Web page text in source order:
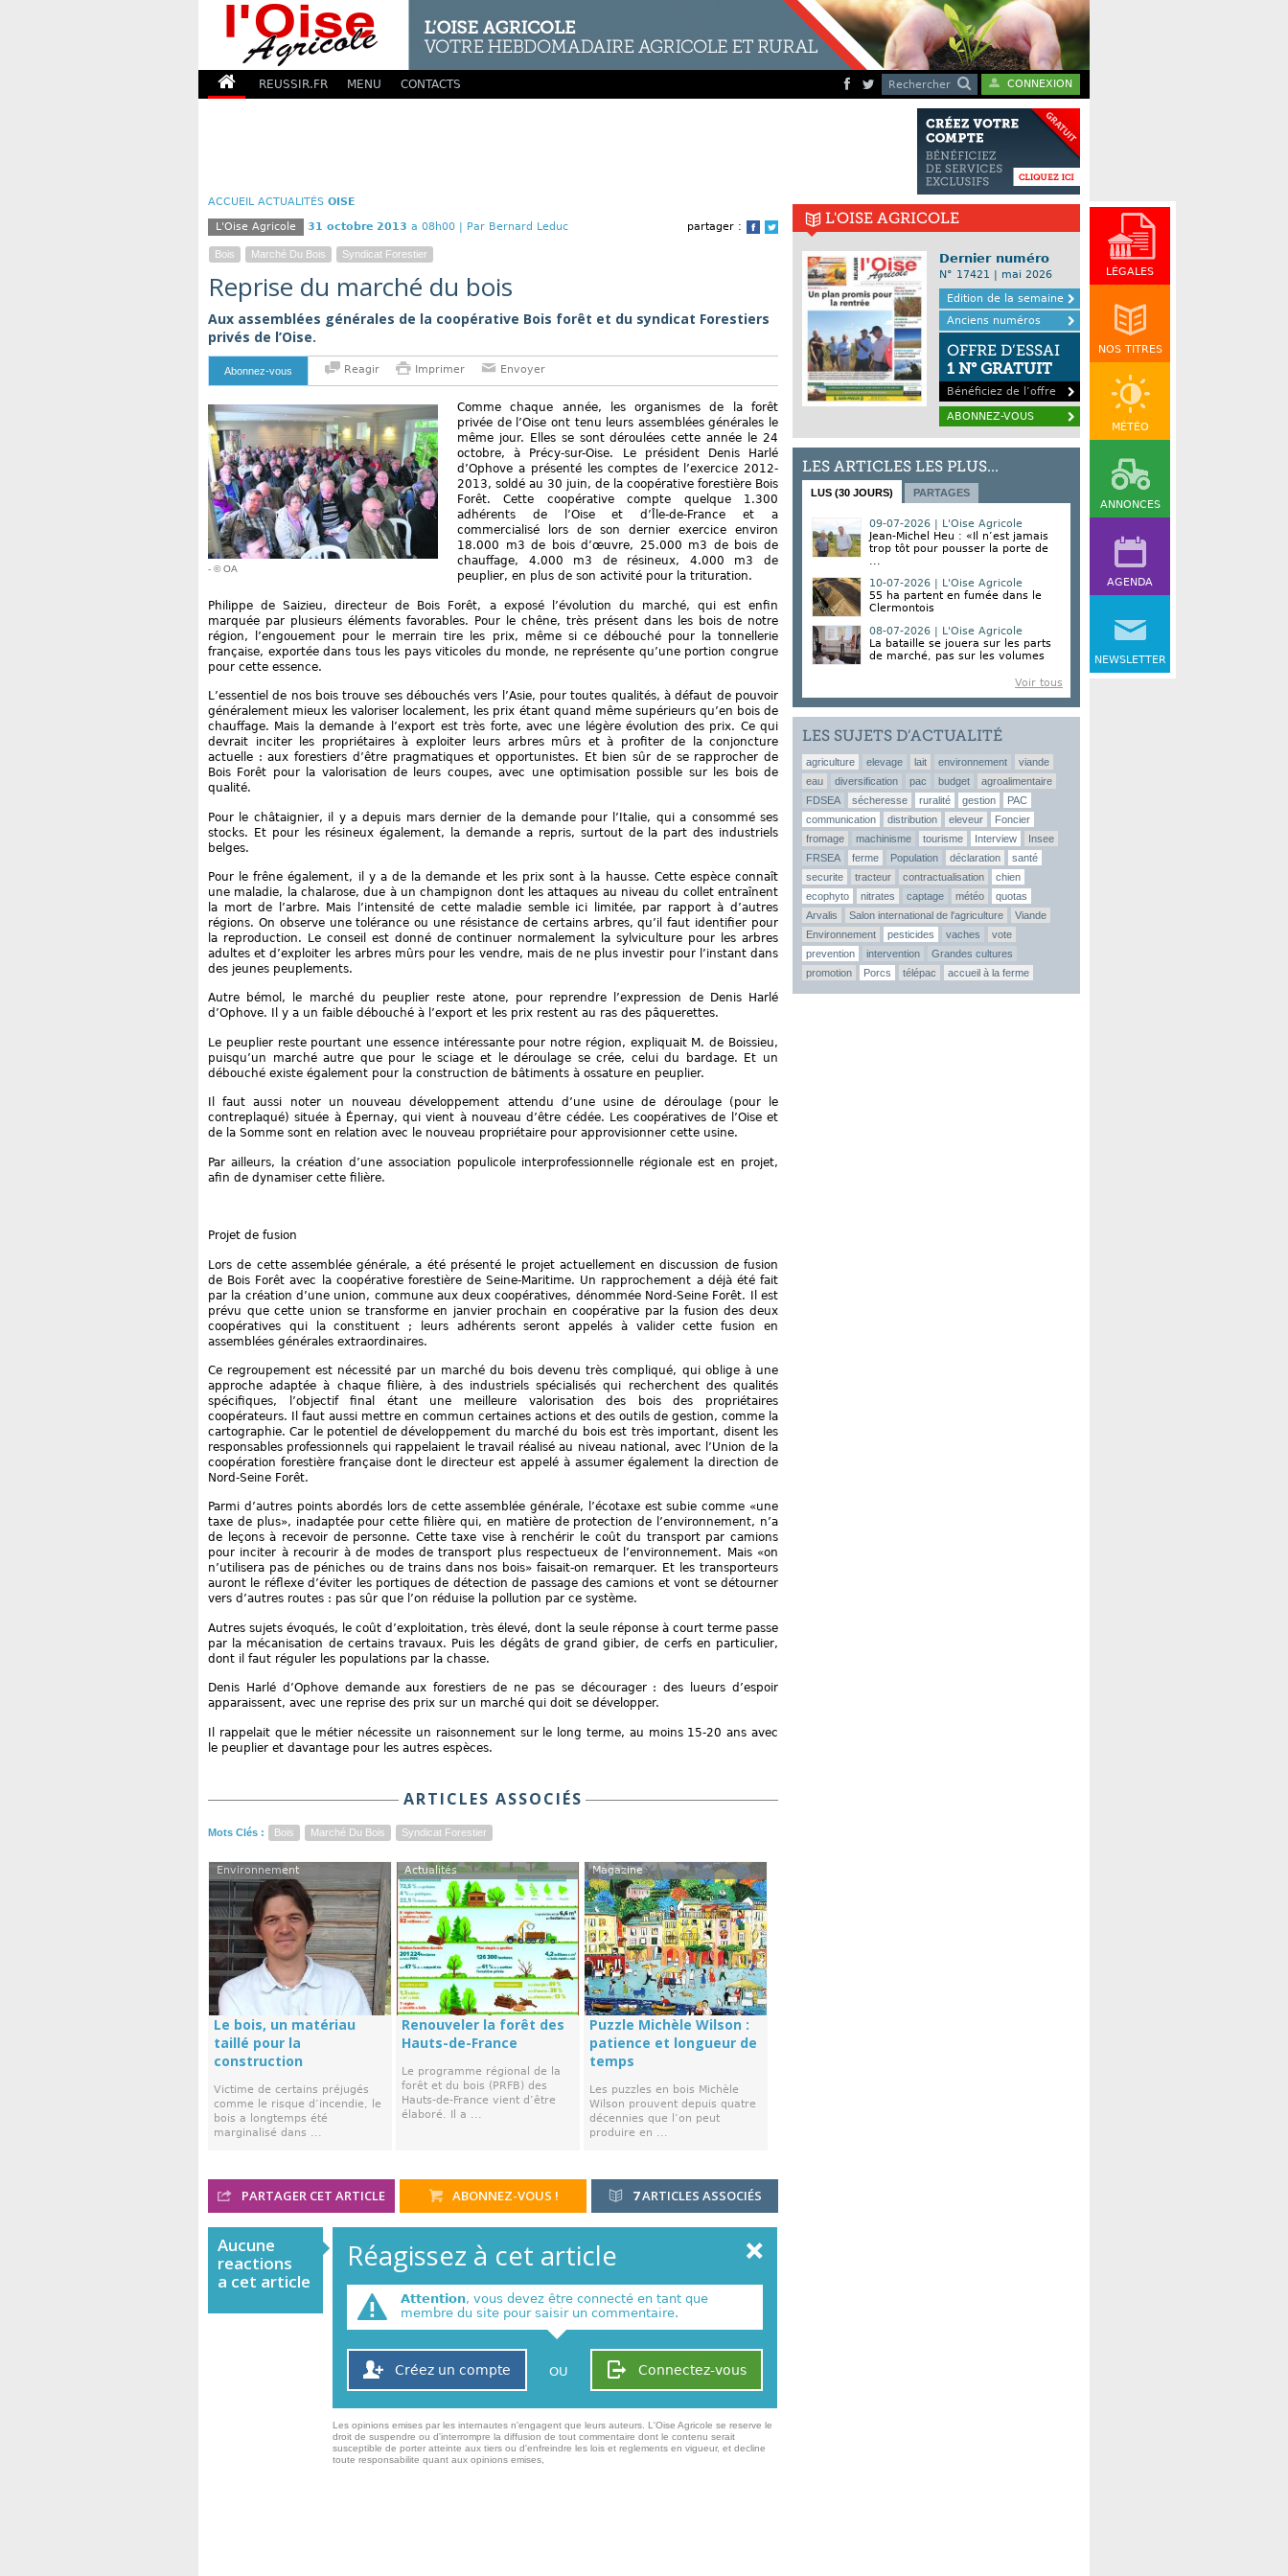
REUSSIR.FR MENU CONTACTS Rechercher CONNEXION
LÉGALES
NOS TITRES
MÉTÉO
ANNONCES
AGENDA
NEWSLETTER
ACCUEIL ACTUALITÉS OISE
partager :
Facebook
Twitter
L'Oise Agricole 31 octobre 2013 a 08h00 | Par Bernard Leduc
Bois Marché Du Bois Syndicat Forestier
Reprise du marché du bois
Aux assemblées générales de la coopérative Bois forêt et du syndicat Forestiers
privés de l’Oise.
Abonnez-vous Reagir Imprimer Envoyer
- © OA
Comme chaque année, les organismes de la forêt
privée de l’Oise ont tenu leurs assemblées générales le
même jour. Elles se sont déroulées cette année le 24
octobre, à Précy-sur-Oise. Le président Denis Harlé
d’Ophove a présenté les comptes de l’exercice 2012-
2013, soldé au 30 juin, de la coopérative forestière Bois
Forêt. Cette coopérative compte quelque 1.300
adhérents de l’Oise et d’Île-de-France et a
commercialisé lors de son dernier exercice environ
18.000 m3 de bois d’œuvre, 25.000 m3 de bois de
chauffage, 4.000 m3 de résineux, 4.000 m3 de
peuplier, en plus de son activité pour la trituration.
Philippe de Saizieu, directeur de Bois Forêt, a exposé l’évolution du marché, qui est enfin
marquée par plusieurs éléments favorables. Pour le chêne, très présent dans les bois de notre
région, l’engouement pour le merrain tire les prix, même si ce débouché pour la tonnellerie
française, exportée dans tous les pays viticoles du monde, ne représente qu’une portion congrue
pour cette essence.
L’essentiel de nos bois trouve ses débouchés vers l’Asie, pour toutes qualités, à défaut de pouvoir
généralement mieux les valoriser localement, les prix étant quand même supérieurs qu’en bois de
chauffage. Mais la demande à l’export est très forte, avec une légère évolution des prix. Ce qui
devrait inciter les propriétaires à exploiter leurs arbres mûrs et à profiter de la conjoncture
actuelle : aux forestiers d’être pragmatiques et opportunistes. Et bien sûr de se rapprocher de
Bois Forêt pour la valorisation de leurs coupes, avec une optimisation possible sur les bois de
qualité.
Pour le châtaignier, il y a depuis mars dernier de la demande pour l’Italie, qui a consommé ses
stocks. Et pour les résineux également, la demande a repris, surtout de la part des industriels
belges.
Pour le frêne également, il y a de la demande et les prix sont à la hausse. Cette espèce connaît
une maladie, la chalarose, due à un champignon dont les attaques au niveau du collet entraînent
la mort de l’arbre. Mais l’intensité de cette maladie semble ici limitée, par rapport à d’autres
régions. On observe une tolérance ou une résistance de certains arbres, qu’il faut identifier pour
la reproduction. Le conseil est donné de continuer normalement la sylviculture pour les arbres
adultes et d’exploiter les arbres mûrs pour les vendre, mais de ne plus investir pour l’instant dans
des jeunes peuplements.
Autre bémol, le marché du peuplier reste atone, pour reprendre l’expression de Denis Harlé
d’Ophove. Il y a un faible débouché à l’export et les prix restent au ras des pâquerettes.
Le peuplier reste pourtant une essence intéressante pour notre région, expliquait M. de Boissieu,
puisqu’un marché autre que pour le sciage et le déroulage se crée, celui du bardage. Et un
débouché existe également pour la construction de bâtiments à ossature en peuplier.
Il faut aussi noter un nouveau développement attendu d’une usine de déroulage (pour le
contreplaqué) située à Épernay, qui vient à nouveau d’être cédée. Les coopératives de l’Oise et
de la Somme sont en relation avec le nouveau propriétaire pour approvisionner cette usine.
Par ailleurs, la création d’une association populicole interprofessionnelle régionale est en projet,
afin de dynamiser cette filière.
Projet de fusion
Lors de cette assemblée générale, a été présenté le projet actuellement en discussion de fusion
de Bois Forêt avec la coopérative forestière de Seine-Maritime. Un rapprochement a déjà été fait
par la création d’une union, commune aux deux coopératives, dénommée Nord-Seine Forêt. Il est
prévu que cette union se transforme en janvier prochain en coopérative par la fusion des deux
coopératives qui la constituent ; leurs adhérents seront appelés à valider cette fusion en
assemblées générales extraordinaires.
Ce regroupement est nécessité par un marché du bois devenu très compliqué, qui oblige à une
approche adaptée à chaque filière, à des industriels spécialisés qui recherchent des qualités
spécifiques, l’objectif final étant une meilleure valorisation des bois des propriétaires
coopérateurs. Il faut aussi mettre en commun certaines actions et des outils de gestion, comme la
cartographie. Car le potentiel de développement du marché du bois est très important, disent les
responsables professionnels qui rappelaient le travail réalisé au niveau national, avec l’Union de la
coopération forestière française dont le directeur est appelé à assumer également la direction de
Nord-Seine Forêt.
Parmi d’autres points abordés lors de cette assemblée générale, l’écotaxe est subie comme «une
taxe de plus», inadaptée pour cette filière qui, en matière de protection de l’environnement, n’a
de leçons à recevoir de personne. Cette taxe vise à renchérir le coût du transport par camions
pour inciter à recourir à de modes de transport plus respectueux de l’environnement. Mais «on
n’utilisera pas de péniches ou de trains dans nos bois» faisait-on remarquer. Et les transporteurs
auront le réflexe d’éviter les portiques de détection de passage des camions et vont se détourner
vers d’autres routes : pas sûr que l’on réduise la pollution par ce système.
Autres sujets évoqués, le coût d’exploitation, très élevé, dont la seule réponse à court terme passe
par la mécanisation de certains travaux. Puis les dégâts de grand gibier, de cerfs en particulier,
dont il faut réguler les populations par la chasse.
Denis Harlé d’Ophove demande aux forestiers de ne pas se décourager : des lueurs d’espoir
apparaissent, avec une reprise des prix sur un marché qui doit se développer.
Il rappelait que le métier nécessite un raisonnement sur le long terme, au moins 15-20 ans avec
le peuplier et davantage pour les autres espèces.
ARTICLES ASSOCIÉS
Mots Clés : Bois Marché Du Bois Syndicat Forestier
Environnement
Le bois, un matériau
taillé pour la
construction
Victime de certains préjugés
comme le risque d’incendie, le
bois a longtemps été
marginalisé dans ...
Actualités
Renouveler la forêt des
Hauts-de-France
Le programme régional de la
forêt et du bois (PRFB) des
Hauts-de-France vient d’être
élaboré. Il a ...
Magazine
Puzzle Michèle Wilson :
patience et longueur de
temps
Les puzzles en bois Michèle
Wilson prouvent depuis quatre
décennies que l’on peut
produire en ...
7ARTICLES ASSOCIÉS
PARTAGER CET ARTICLE ABONNEZ-VOUS !
Aucune
reactions
a cet article
Réagissez à cet article
Attention, vous devez être connecté en tant que
membre du site pour saisir un commentaire.
Connectez-vous
Créez un compte OU
Les opinions emises par les internautes n'engagent que leurs auteurs. L'Oise Agricole se reserve le
droit de suspendre ou d'interrompre la diffusion de tout commentaire dont le contenu serait
susceptible de porter atteinte aux tiers ou d'enfreindre les lois et reglements en vigueur, et decline
toute responsabilite quant aux opinions emises,
L'OISE AGRICOLE
Dernier numéro
N° 17421 | mai 2026
Edition de la semaine
Anciens numéros
OFFRE D’ESSAI
1 N° GRATUIT
Bénéficiez de l’offre
ABONNEZ-VOUS
LES ARTICLES LES PLUS...
LUS (30 JOURS) PARTAGES
09-07-2026 | L'Oise Agricole
Jean-Michel Heu : «Il n’est jamais
trop tôt pour pousser la porte de
...
10-07-2026 | L'Oise Agricole
55 ha partent en fumée dans le
Clermontois
08-07-2026 | L'Oise Agricole
La bataille se jouera sur les parts
de marché, pas sur les volumes
Voir tous
LES SUJETS D’ACTUALITÉ
agriculture elevage lait environnement
viande
eau
diversification pac budget
agroalimentaire
FDSEA
sécheresse ruralité gestion
PAC
communication
distribution eleveur
Foncier
fromage
machinisme tourisme Interview
Insee
FRSEA
ferme Population déclaration
santé
securite
tracteur contractualisation
chien
ecophyto
nitrates captage météo
quotas
Arvalis
Salon international de l'agriculture
Viande
Environnement
pesticides vaches
vote
prevention
intervention
Grandes cultures
promotion
Porcs télépac accueil à la ferme